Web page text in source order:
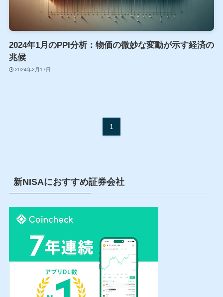
2024年1月のPPI分析：物価の微妙な変動が示す経済の
兆候
2024年2月17日
1
新NISAにおすすめ証券会社